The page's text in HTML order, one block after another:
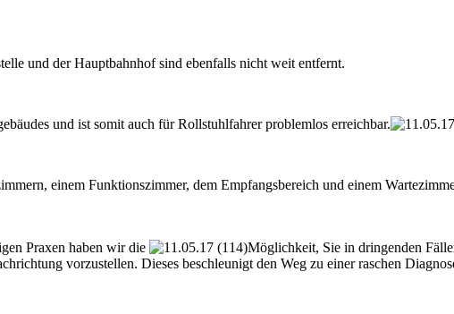
und der Hauptbahnhof sind ebenfalls nicht weit entfernt.
und ist somit auch für Rollstuhlfahrer problemlos erreichbar.
einem Funktionszimmer, dem Empfangsbereich und einem
Praxen haben wir die
Möglichkeit, Sie in dringenden
vorzustellen. Dieses beschleunigt den Weg zu einer raschen